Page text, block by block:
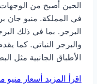
الحين أصبح من
في المملكة. منيو جان
البرجر. بما في ذلك
والبرجر النباتي. كما
الأطباق الجانبية مثل
اقرأ المزيد أسعار